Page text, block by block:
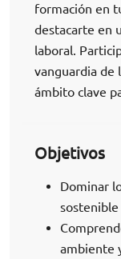
formación en
destacarte en
laboral.
vanguardia de
ámbito clave
Objetivos
Dominar
sostenible
ambiente